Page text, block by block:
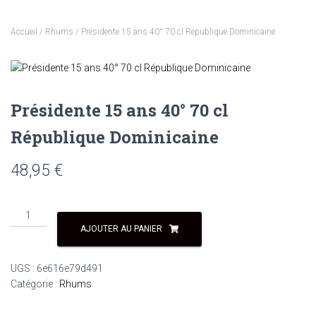
Accueil / Rhums / Présidente 15 ans 40° 70 cl République Dominicaine
Présidente 15 ans 40° 70 cl
République Dominicaine
48,95 €
quantité
de
Présidente
ans
40°
AJOUTER AU PANIER
UGS : 6e616e79d491
Catégorie : Rhums